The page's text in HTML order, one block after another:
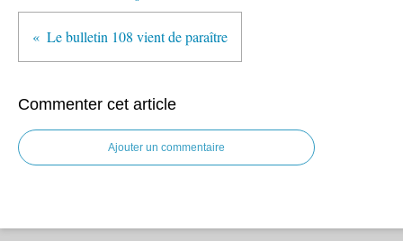
Le bulletin 108 vient de paraître
Commenter cet article
Ajouter un commentaire